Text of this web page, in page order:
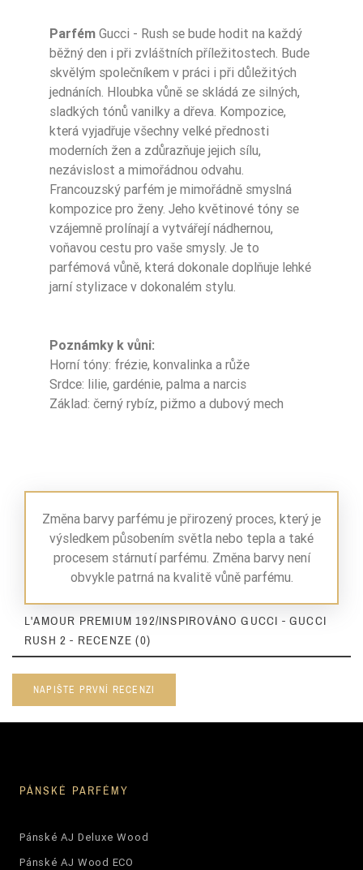
Parfém Gucci - Rush se bude hodit na každý
běžný den i při zvláštních příležitostech. Bude
skvělým společníkem v práci i při důležitých
jednáních. Hloubka vůně se skládá ze silných,
sladkých tónů vanilky a dřeva. Kompozice,
která vyjadřuje všechny velké přednosti
moderních žen a zdůrazňuje jejich sílu,
nezávislost a mimořádnou odvahu.
Francouzský parfém je mimořádně smyslná
kompozice pro ženy. Jeho květinové tóny se
vzájemně prolínají a vytvářejí nádhernou,
voňavou cestu pro vaše smysly. Je to
parfémová vůně, která dokonale doplňuje lehké
jarní stylizace v dokonalém stylu.
Poznámky k vůni:
Horní tóny: frézie, konvalinka a růže
Srdce: lilie, gardénie, palma a narcis
Základ: černý rybíz, pižmo a dubový mech
Změna barvy parfému je přirozený proces, který je
výsledkem působením světla nebo tepla a také
procesem stárnutí parfému. Změna barvy není
obvykle patrná na kvalitě vůně parfému.
L'AMOUR PREMIUM 192/INSPIROVÁNO GUCCI - GUCCI
RUSH 2 - RECENZE (0)
NAPIŠTE PRVNÍ RECENZI
PÁNSKÉ PARFÉMY
Pánské AJ Deluxe Wood
Pánské AJ Wood ECO